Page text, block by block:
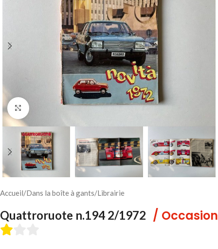
Cliquez pour agrandir
Accueil/Dans la boîte à gants/Librairie
Quattroruote n.194 2/1972 / Occasion